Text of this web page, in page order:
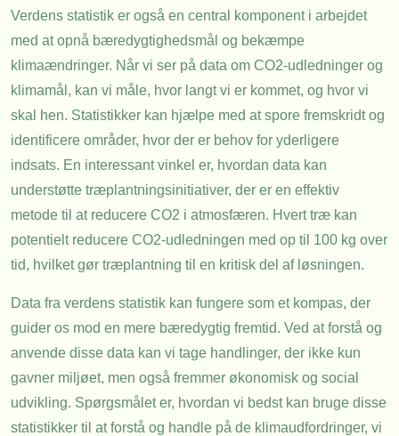
Verdens statistik er også en central komponent i arbejdet
med at opnå bæredygtighedsmål og bekæmpe
klimaændringer. Når vi ser på data om CO2-udledninger og
klimamål, kan vi måle, hvor langt vi er kommet, og hvor vi
skal hen. Statistikker kan hjælpe med at spore fremskridt og
identificere områder, hvor der er behov for yderligere
indsats. En interessant vinkel er, hvordan data kan
understøtte træplantningsinitiativer, der er en effektiv
metode til at reducere CO2 i atmosfæren. Hvert træ kan
potentielt reducere CO2-udledningen med op til 100 kg over
tid, hvilket gør træplantning til en kritisk del af løsningen.
Data fra verdens statistik kan fungere som et kompas, der
guider os mod en mere bæredygtig fremtid. Ved at forstå og
anvende disse data kan vi tage handlinger, der ikke kun
gavner miljøet, men også fremmer økonomisk og social
udvikling. Spørgsmålet er, hvordan vi bedst kan bruge disse
statistikker til at forstå og handle på de klimaudfordringer, vi